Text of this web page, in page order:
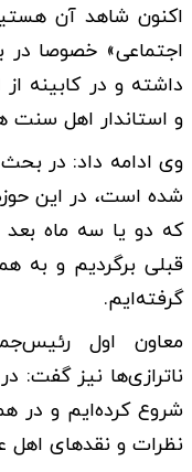
اکنون شاهد آن
اجتماعی» خصوصا در
داشته و در کابینه
و استاندار اهل سنت
وی ادامه داد: در
شده است،‌ در این
که دو یا سه ماه بعد
قبلی برگردیم و به
گرفته‌ایم.
معاون اول
ناترازی‌ها نیز گفت:
شروع کرده‌ایم و در
نظرات و نقدهای اهل